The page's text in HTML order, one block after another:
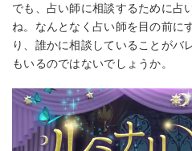
でも、占い師に相談するために占
ね。なんとなく占い師を目の前に
り、誰かに相談していることがバ
もいるのではないでしょうか。